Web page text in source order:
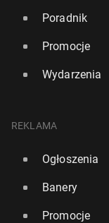
Poradnik
Promocje
Wydarzenia
REKLAMA
Ogłoszenia
Banery
Promocje